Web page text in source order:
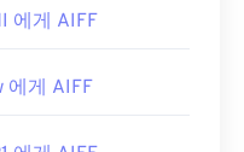
세요. 자세한 내용
책은 소프트웨어를
.
열립니다. AIFF를 열
VLC Media Player
에게 AIFF
에게 AIFF